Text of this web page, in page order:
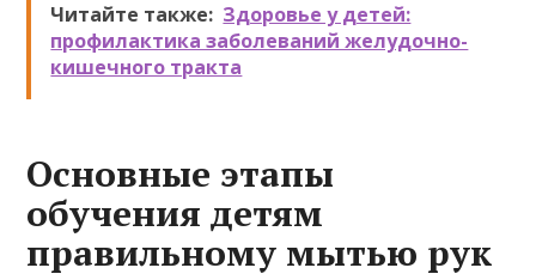
Читайте также: Здоровье у детей:
профилактика заболеваний желудочно-
кишечного тракта
Основные этапы
обучения детям
правильному мытью рук